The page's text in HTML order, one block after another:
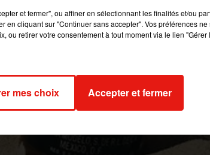
précisé être entrain de réduire la production
une chose. Si le gouvernement
– il serait prêt à rouvrir les vannes et remettre
para hacer frente al SARS-CoV2.
et fermer", ou affiner en sélectionnant les finalités et/ou
en cliquant sur "Continuer sans accepter". Vos préférences
ou retirer votre consentement à tout moment via le lien
mes choix Accepter et fermer